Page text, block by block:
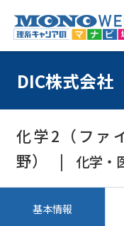
DIC株式会社
化学2（ファ
野）
化学・
基本情報